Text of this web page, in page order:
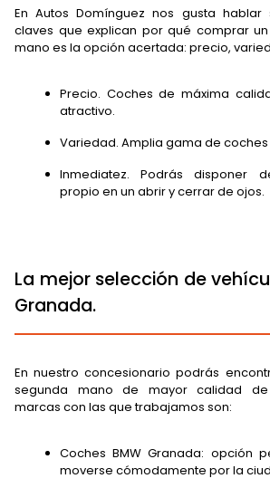
En Autos Domínguez nos gusta
claves que explican por qué comprar
mano es la opción acertada: precio,
Precio. Coches de máxima
atractivo.
Variedad. Amplia gama de
Inmediatez. Podrás disponer
propio en un abrir y cerrar de ojos.
La mejor selección de
Granada.
En nuestro concesionario podrás
segunda mano de mayor calidad de
marcas con las que trabajamos son:
Coches BMW Granada: opción
moverse cómodamente por la